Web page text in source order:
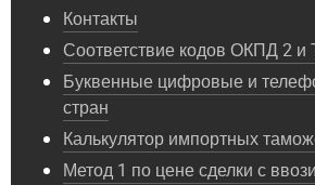
Контакты
Соответствие кодов ОКПД 2
Буквенные цифровые и
стран
Калькулятор импортных
Метод 1 по цене сделки с